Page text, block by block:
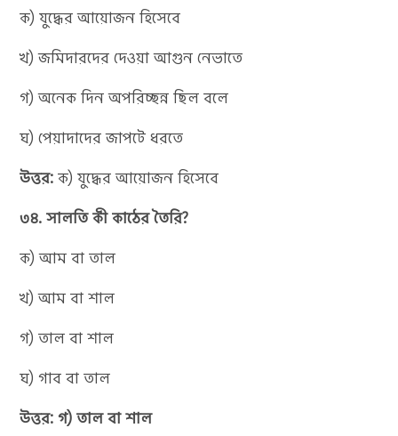
ক) যুদ্ধের আয়োজন হিসেবে
খ) জমিদারদের দেওয়া আগুন নেভাতে
গ) অনেক দিন অপরিচ্ছন্ন ছিল বলে
ঘ) পেয়াদাদের জাপটে ধরতে
উত্তর:ক) যুদ্ধের আয়োজন হিসেবে
৩৪. সালতি কী কাঠের তৈরি?
ক) আম বা তাল
খ) আম বা শাল
গ) তাল বা শাল
ঘ) গাব বা তাল
উত্তর: গ) তাল বা শাল